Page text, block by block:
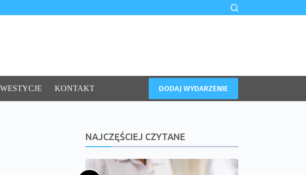
KONTAKT DODAJ WYDARZENIE
NAJCZĘŚCIEJ CZYTANE